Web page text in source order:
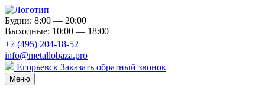
Будни: 8:00 — 20:00
Выходные: 10:00 — 18:00
+7 (495) 204-18-52
info@metallobaza.pro
Егорьевск Заказать обратный звонок
Меню